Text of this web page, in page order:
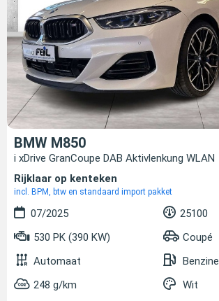
BMW M850
i xDrive GranCoupe DAB Aktivlenkung WLAN
Rijklaar op kenteken
incl. BPM, btw en standaard import pakket
07/2025
25100
530 PK (390 KW)
Coupé
Automaat
Benzine
248 g/km
Wit